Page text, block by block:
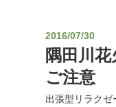
2016/07/30
隅田川
ご注意
出張型リラクゼ